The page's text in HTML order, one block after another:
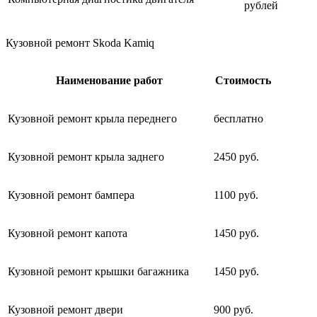
рублей
Кузовной ремонт Skoda Kamiq
Наименование работ Стоимость
Кузовной ремонт крыла переднего бесплатно
Кузовной ремонт крыла заднего 2450 руб.
Кузовной ремонт бампера 1100 руб.
Кузовной ремонт капота 1450 руб.
Кузовной ремонт крышки багажника 1450 руб.
Кузовной ремонт двери 900 руб.